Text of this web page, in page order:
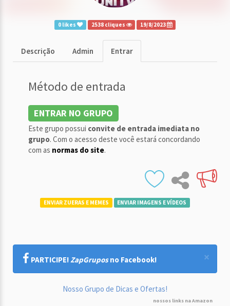
0 likes 2538 cliques 19/8/2023
Descrição Admin Entrar
Método de entrada
ENTRAR NO GRUPO
Este grupo possui convite de entrada imediata no
grupo. Com o acesso deste você estará concordando
com as normas do site.
ENVIAR ZUERAS E MEMES ENVIAR IMAGENS E VÍDEOS
×
PARTICIPE!ZapGruposno Facebook!
Nosso Grupo de Dicas e Ofertas!
nossos links na Amazon